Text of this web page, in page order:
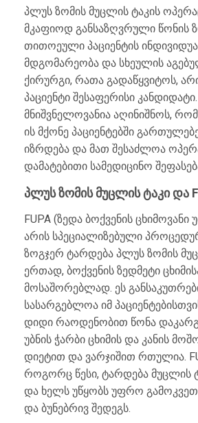
პლუს ზომის მუცლის ტაკის
მკაფიოდ განსაზღვრული წონის
თითოეული პაციენტის
მდგომარეობა და სხეულის
ქირურგი, რათა გადაწყვიტოს,
პაციენტი შესაფერისი
მნიშვნელოვანია აღინიშნოს, რომ
ის მქონე პაციენტებში
იზრდება და მათ შესაძლოა
დამატებითი სამედიცინო
პლუს ზომის მუცლის ტაკი და
FUPA (ზედა ბოქვენის ცხიმოვანი
არის სპეციალიზებული
ზოგჯერ ტარდება პლუს ზომის
ერთად, ბოქვენის ზედმეტი
მოსაშორებლად. ეს
სასარგებლოა იმ
დიდი რაოდენობით წონა
უბნის ჭარბი ცხიმის და კანის
დიეტით და ვარჯიშით რთულია.
როგორც წესი, ტარდება მუცლის
და ხელს უწყობს უფრო
და ბუნებრივ შედეგს.